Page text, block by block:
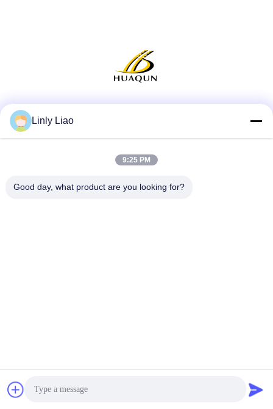
De Goede Kwaliteit van China thermoplastische weg die verf
Linly Liao
9:25 PM
Good day, what product are you looking for?